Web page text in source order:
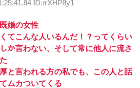
ID:rrXHP8y1
婚の女性
てこんな人いるんだ！？ってくらい
しか言わない、そして常に他人に流さ
と言われる方の私でも、この人と話
ムカついてくる